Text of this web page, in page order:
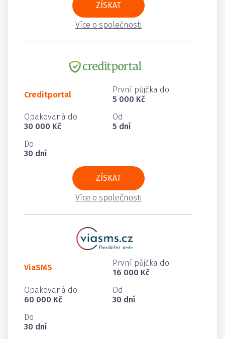
ZÍSKAT
Více o společnosti
Creditportal
První půjčka do
5 000 Kč
Opakovaná do
30 000 Kč
Od
5 dní
Do
30 dní
ZÍSKAT
Více o společnosti
ViaSMS
První půjčka do
16 000 Kč
Opakovaná do
60 000 Kč
Od
30 dní
Do
30 dní